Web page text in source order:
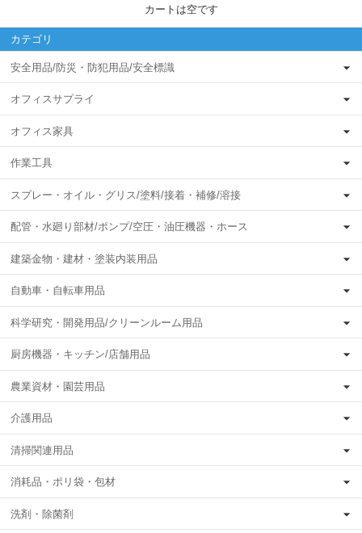
カートは空です
カテゴリ
安全用品/防災・防犯用品/安全標識
オフィスサプライ
オフィス家具
作業工具
スプレー・オイル・グリス/塗料/接着・補修/溶接
配管・水廻り部材/ポンプ/空圧・油圧機器・ホース
建築金物・建材・塗装内装用品
自動車・自転車用品
科学研究・開発用品/クリーンルーム用品
厨房機器・キッチン/店舗用品
農業資材・園芸用品
介護用品
清掃関連用品
消耗品・ポリ袋・包材
洗剤・除菌剤